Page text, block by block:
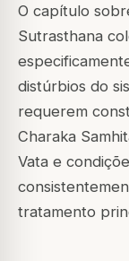
O capítulo
Sutrasthana
distúrbios do
requerem
Charaka
Vata e
tratamento